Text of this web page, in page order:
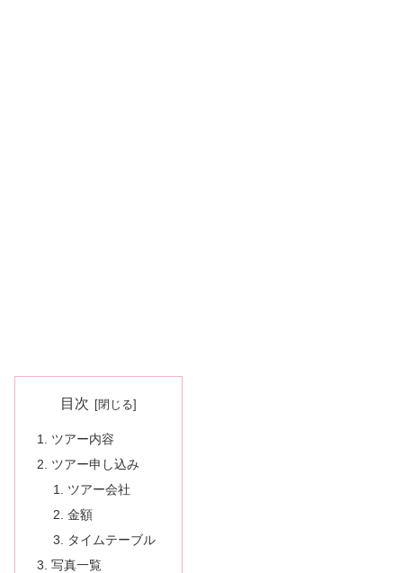
目次
ツアー内容
ツアー申し込み
ツアー会社
金額
タイムテーブル
写真一覧